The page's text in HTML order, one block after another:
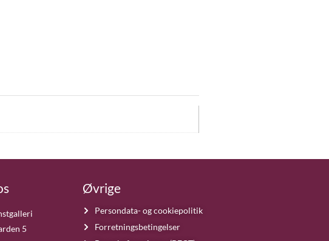
5
Øvrige
Persondata- og cookiepolitik
Forretningsbetingelser